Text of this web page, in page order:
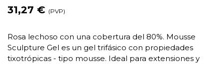
31,27 € (PVP)
Rosa lechoso con una cobertura del 80%. Mousse
Sculpture Gel es un gel trifásico con propiedades
tixotrópicas - tipo mousse. Ideal para extensiones y